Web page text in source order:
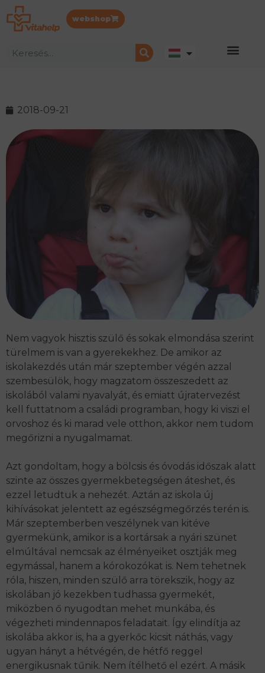
webshop
2018-09-21
Nem vagyok hisztis szülő és sokak elmondása szerint
türelmem is van a gyerekekhez. De amikor az
iskolakezdés után már szeptember végén azzal
szembesülök, hogy magzatom összeszedett az
iskolából valami nyavalyát, és emiatt újratervezést
kell futtatnom a családi programban, hogy ki viszi el
orvoshoz és ki marad vele otthon, akkor nem tudom
megőrizni a nyugalmamat.
Azt gondoltam, hogy a bölcsis és óvodás időszak alatt
szinte az összes gyermekbetegségen áteshet, és
ezzel letudtuk a nehezét. Aztán az iskola új
kihívásokat jelentett az egészségmegőrzés terén is.
Már szeptemberben veszélynek van kitéve
gyermekünk, amikor is a kortársak a nyári szünet
elmúltával nemcsak az élményeiket osztják meg
egymással, hanem a kórokozókat is. Nem tehetnek
róla, hiszen, minden szülő arra törekszik, hogy az
iskolában jó kezekben tudhassa gyermekét,
miközben ő nyugodtan mehet munkába, és
végezheti mindennapos feladatait. Így elindítja az
iskolába akkor is, ha a gyerkőc kicsit náthás, vagy
ugyan hányt a hétvégén, de hétfő reggel
energikusnak tűnik. Nem ítélhető el ezért. A másik